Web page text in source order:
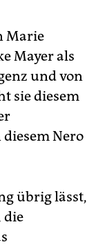
Marie
Mayer als
und von
sie diesem
Nero
übrig lässt,
die